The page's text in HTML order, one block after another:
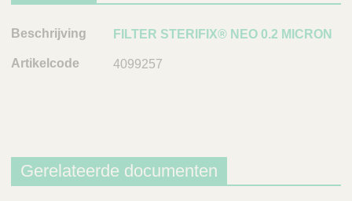
B
s
v
FILTER STERIFIX® NEO 0.2 MICRON
4099257
Gerelateerde documenten